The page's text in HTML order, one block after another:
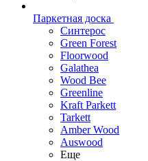
Паркетная доска
Синтерос
Green Forest
Floorwood
Galathea
Wood Bee
Greenline
Kraft Parkett
Tarkett
Amber Wood
Auswood
Еще